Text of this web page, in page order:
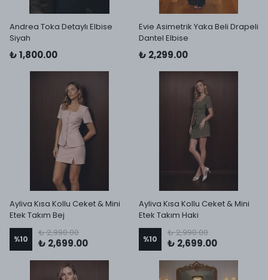
Andrea Toka Detaylı Elbise
Siyah
₺ 1,800.00
Evie Asimetrik Yaka Beli Drapeli
Dantel Elbise
₺ 2,299.00
Ayliva Kısa Kollu Ceket & Mini
Etek Takım Bej
%10
₺ 2,990.00
₺ 2,699.00
Ayliva Kısa Kollu Ceket & Mini
Etek Takım Haki
%10
₺ 2,990.00
₺ 2,699.00